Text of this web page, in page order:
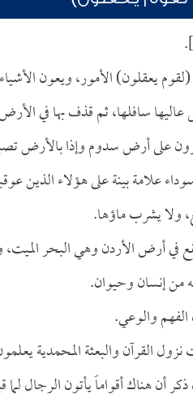
يعقلون) الأمور، ويعون
سافلها، ثم قذف بها في
على أرض سدوم وإذا بالأرض
علامة بينة على هؤلاء الذين
ولا يشرب ماؤها.
في أرض الأردن وهي البحر
إنسان وحيوان.
والوعي.
القرآن والبعثة المحمدية
أن هناك أقواماً يأتون الرجال